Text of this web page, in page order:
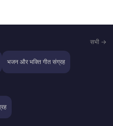
सभी →
भजन और भक्ति गीत संग्रह